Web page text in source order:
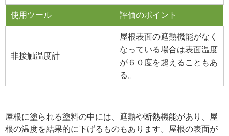
使用ツール 評価のポイント
非接触温度計
屋根表面の遮熱機能がなく
なっている場合は表面温度
が６０度を超えることもあ
る。
屋根に塗られる塗料の中には、遮熱や断熱機能があり、屋
根の温度を結果的に下げるものもあります。屋根の表面が